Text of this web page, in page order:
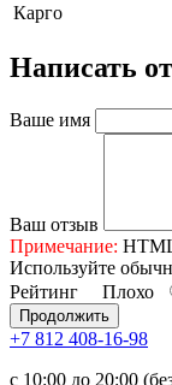
Карго
Написать
Ваше имя
Ваш отзыв
Примечание:
Используйте
Рейтинг Плохо
Продолжить
+7 812 408-16-98
с 10:00 до 20:00